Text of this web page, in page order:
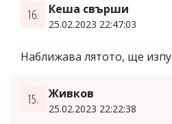
16. Кеша свърши
25.02.2023 22:47:03
Наближава лятото, ще
15. Живков
25.02.2023 22:22:38